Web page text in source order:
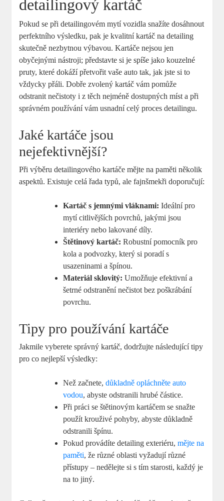
detailingový kartáč
Pokud se při⁣ detailingovém mytí vozidla ‍snažíte dosáhnout
perfektního výsledku, pak ⁤je kvalitní ​kartáč na ​detailing
skutečně nezbytnou‌ výbavou. Kartáče nejsou jen⁣
obyčejnými⁣ nástroji; představte si ⁢je spíše jako⁣ kouzelné⁣
pruty, které dokáží⁢ přetvořit vaše auto tak, jak jste si ⁣to‌
vždycky přáli.⁣ Dobře zvolený ⁣kartáč vám pomůže⁤
odstranit nečistoty i z těch nejméně dostupných míst a⁢ při
správném používání vám usnadní celý proces detailingu.
Jaké kartáče jsou
nejefektivnější?
Při výběru detailingového kartáče mějte na paměti několik
aspektů. Existuje celá řada typů, ale fajnšmekři doporučují:
Kartáč‌ s jemnými vláknami: Ideální​ pro⁤
mytí citlivějších ⁣povrchů, jakými ​jsou
⁤interiéry ‌nebo lakované díly.
Štětinový kartáč: Robustní pomocník‍ pro
kola a podvozky, který si poradí s
usazeninami a špínou.
Materiál ⁣sklovitý: Umožňuje efektivní⁣ a
šetrné‍ odstranění nečistot bez poškrábání​
povrchu.
Tipy pro používání kartáče
Jakmile vyberete správný‍ kartáč, dodržujte následující‍ tipy
pro ‌co nejlepší výsledky:
Než začnete,důkladně opláchněte auto
vodou, abyste odstranili hrubé ‍částice.
Při⁢ práci‌ se štětinovým ⁢kartáčem se⁢ snažte
použít⁣ krouživé pohyby, abyste důkladně
odstranili špínu.
Pokud provádíte detailing exteriéru,mějte⁢ na
paměti, že různé oblasti vyžadují ⁤různé⁢
přístupy – nedělejte si ​s tím⁣ starosti, ⁤každý je
⁤na to ⁣jiný.